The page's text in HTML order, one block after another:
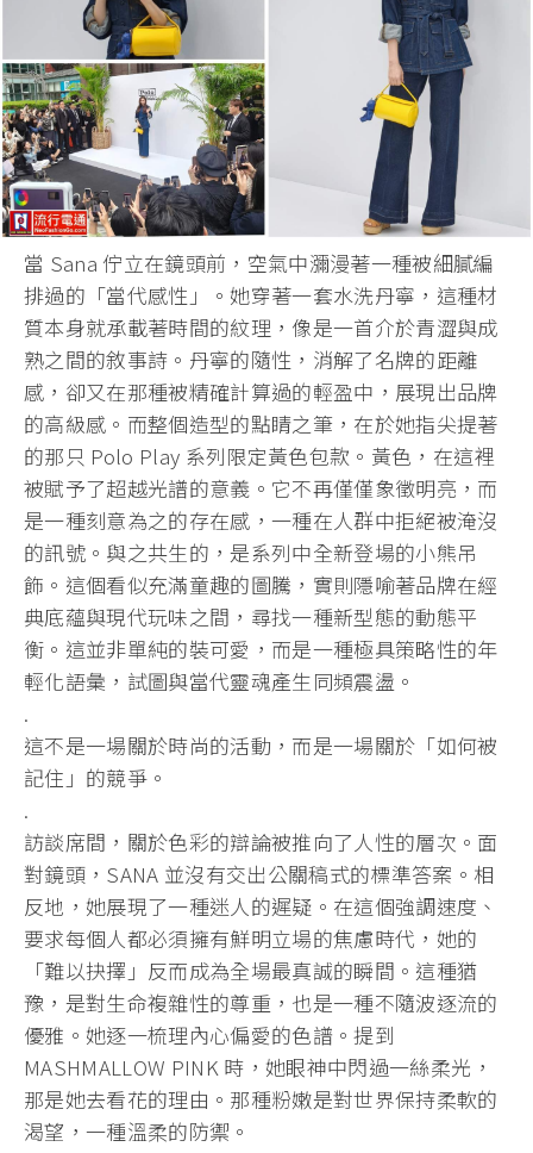
​當 Sana 佇立在鏡頭前，空氣中瀰漫著一種被細膩編
排過的「當代感性」。她穿著一套水洗丹寧，這種材
質本身就承載著時間的紋理，像是一首介於青澀與成
熟之間的敘事詩。丹寧的隨性，消解了名牌的距離
感，卻又在那種被精確計算過的輕盈中，展現出品牌
的高級感。而整個造型的點睛之筆，在於她指尖提著
的那只 Polo Play 系列限定黃色包款。黃色，在這裡
被賦予了超越光譜的意義。它不再僅僅象徵明亮，而
是一種刻意為之的存在感，一種在人群中拒絕被淹沒
的訊號。與之共生的，是系列中全新登場的小熊吊
飾。這個看似充滿童趣的圖騰，實則隱喻著品牌在經
典底蘊與現代玩味之間，尋找一種新型態的動態平
衡。這並非單純的裝可愛，而是一種極具策略性的年
輕化語彙，試圖與當代靈魂產生同頻震盪。
.
​這不是一場關於時尚的活動，而是一場關於「如何被
記住」的競爭。
.
訪談席間，關於色彩的辯論被推向了人性的層次。面
對鏡頭，SANA 並沒有交出公關稿式的標準答案。相
反地，她展現了一種迷人的遲疑。在這個強調速度、
要求每個人都必須擁有鮮明立場的焦慮時代，她的
「難以抉擇」反而成為全場最真誠的瞬間。這種猶
豫，是對生命複雜性的尊重，也是一種不隨波逐流的
優雅。她逐一梳理內心偏愛的色譜。提到
MASHMALLOW PINK 時，她眼神中閃過一絲柔光，
那是她去看花的理由。那種粉嫩是對世界保持柔軟的
渴望，一種溫柔的防禦。